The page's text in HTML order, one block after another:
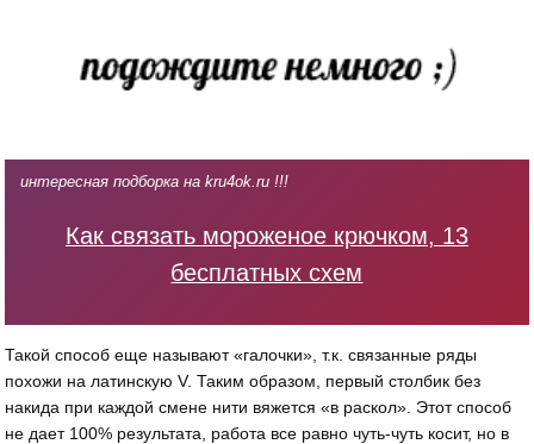
интересная подборка на kru4ok.ru !!!
Как связать мороженое крючком, 13
бесплатных схем
Такой способ еще называют «галочки», т.к. связанные ряды
похожи на латинскую V. Таким образом, первый столбик без
накида при каждой смене нити вяжется «в раскол». Этот способ
не дает 100% результата, работа все равно чуть-чуть косит, но в